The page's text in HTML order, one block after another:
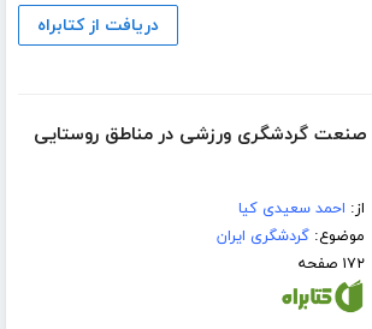
دریافت از کتابراه
صنعت گردشگری ورزشی در مناطق روستایی
از: احمد سعیدی کیا
موضوع:گردشگری ایران
۱۷۲ صفحه